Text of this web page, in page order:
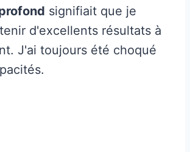
signifiait que je
d'excellents résultats à
J'ai toujours été choqué